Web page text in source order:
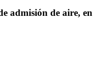
admisión de aire, en